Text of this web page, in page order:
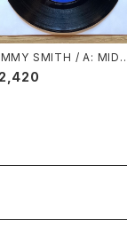
SMITH / A:
SPECIAL PART.1 / B:
SPECIAL PAR